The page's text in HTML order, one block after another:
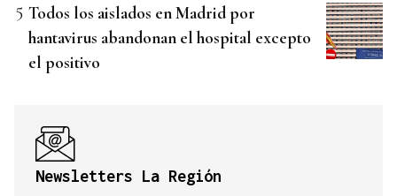
Todos los aislados en Madrid por
hantavirus abandonan el hospital excepto
el positivo
Newsletters La Región